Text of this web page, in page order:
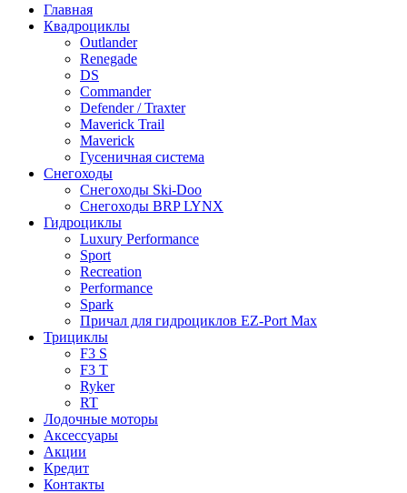
Главная
Квадроциклы
Outlander
Renegade
DS
Commander
Defender / Traxter
Maverick Trail
Maverick
Гусеничная система
Снегоходы
Снегоходы Ski-Doo
Снегоходы BRP LYNX
Гидроциклы
Luxury Performance
Sport
Recreation
Performance
Spark
Причал для гидроциклов EZ-Port Max
Трициклы
F3 S
F3 T
Ryker
RT
Лодочные моторы
Аксессуары
Акции
Кредит
Контакты